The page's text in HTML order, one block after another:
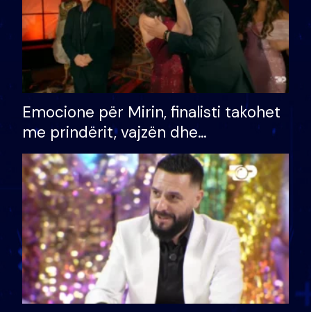
Emocione për Mirin, finalisti takohet
me prindërit, vajzën dhe
bashkëshorten: S’kemi ndonjë letër
divorci apo jo?